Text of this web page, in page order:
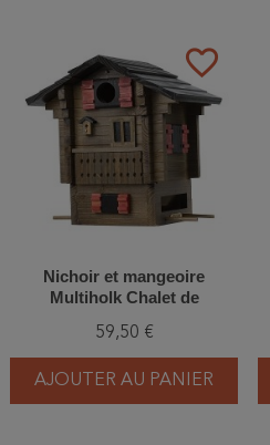
favorite_border
Nichoir et mangeoire
Multiholk Chalet de
59,50 €
AJOUTER AU PANIER